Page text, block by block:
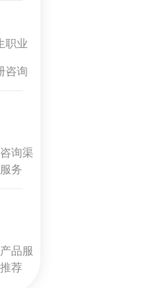
职业
咨询
询渠
务
品服
荐